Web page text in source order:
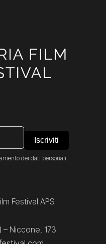
dei dati personali
Festival APS
– Niccone, 173